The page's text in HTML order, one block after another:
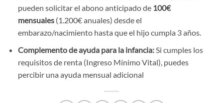
pueden solicitar el abono anticipado de 100€
mensuales(1.200€ anuales) desde el
embarazo/nacimiento hasta que el hijo cumpla 3 años.
Complemento de ayuda para la infancia:Si cumples los
requisitos de renta (Ingreso Mínimo Vital), puedes
percibir una ayuda mensual adicional